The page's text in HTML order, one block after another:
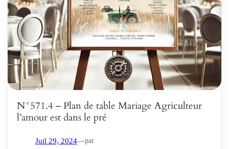
N°571.4 – Plan de table Mariage Agriculteur
l’amour est dans le pré
Juil 29, 2024—par